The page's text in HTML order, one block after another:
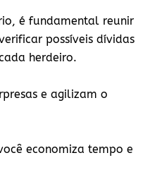
é fundamental reunir
possíveis dívidas
herdeiro.
e agilizam o
economiza tempo e